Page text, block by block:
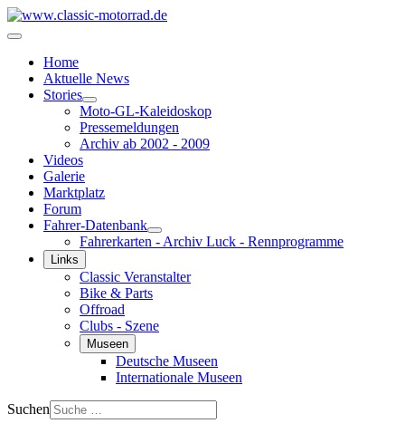
Home
Aktuelle News
Stories
Moto-GL-Kaleidoskop
Pressemeldungen
Archiv ab 2002 - 2009
Videos
Galerie
Marktplatz
Forum
Fahrer-Datenbank
Fahrerkarten - Archiv Luck - Rennprogramme
Links
Classic Veranstalter
Bike & Parts
Offroad
Clubs - Szene
Museen
Deutsche Museen
Internationale Museen
Suchen